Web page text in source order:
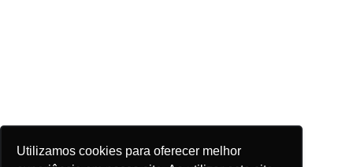
Utilizamos cookies para oferecer melhor